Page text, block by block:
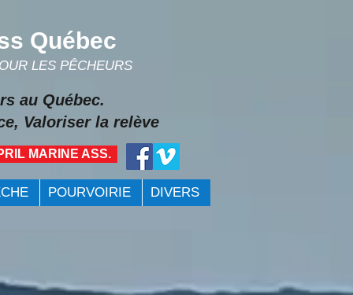
Québec
LES PÊCHEURS
Valoriser la relève
MARINE ASS.
au Québec.
POURVOIRIE DIVERS